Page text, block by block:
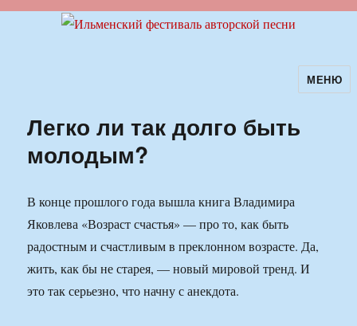
Ильменский фестиваль авторскойМЕНЮ
Легко ли так долго быть
молодым?
В конце прошлого года вышла книга Владимира
Яковлева «Возраст счастья» — про то, как быть
радостным и счастливым в преклонном возрасте. Да,
жить, как бы не старея, — новый мировой тренд. И
это так серьезно, что начну с анекдота.